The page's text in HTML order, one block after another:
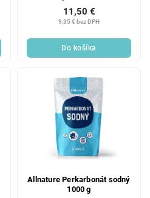
9,35 € bez DPH
11,50 €
Do košíka
Allnature Perkarbonát sodný
1000 g